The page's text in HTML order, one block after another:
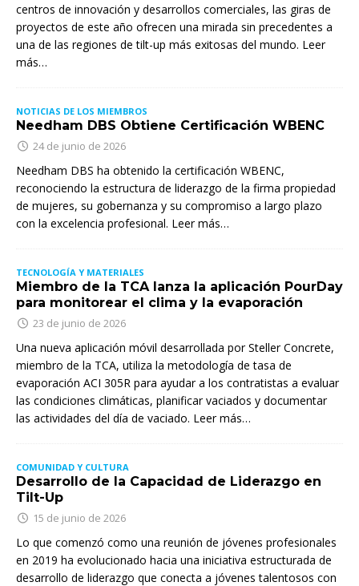
centros de innovación y desarrollos comerciales, las giras de
proyectos de este año ofrecen una mirada sin precedentes a
una de las regiones de tilt-up más exitosas del mundo. Leer
más…
NOTICIAS DE LOS MIEMBROS
Needham DBS Obtiene Certificación WBENC
24 de junio de 2026
Needham DBS ha obtenido la certificación WBENC,
reconociendo la estructura de liderazgo de la firma propiedad
de mujeres, su gobernanza y su compromiso a largo plazo
con la excelencia profesional. Leer más…
TECNOLOGÍA Y MATERIALES
Miembro de la TCA lanza la aplicación PourDay
para monitorear el clima y la evaporación
23 de junio de 2026
Una nueva aplicación móvil desarrollada por Steller Concrete,
miembro de la TCA, utiliza la metodología de tasa de
evaporación ACI 305R para ayudar a los contratistas a evaluar
las condiciones climáticas, planificar vaciados y documentar
las actividades del día de vaciado. Leer más…
COMUNIDAD Y CULTURA
Desarrollo de la Capacidad de Liderazgo en
Tilt-Up
15 de junio de 2026
Lo que comenzó como una reunión de jóvenes profesionales
en 2019 ha evolucionado hacia una iniciativa estructurada de
desarrollo de liderazgo que conecta a jóvenes talentosos con